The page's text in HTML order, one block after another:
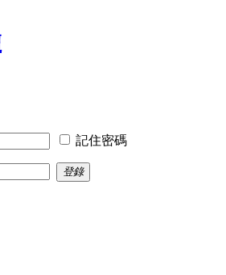
記住密碼
登錄